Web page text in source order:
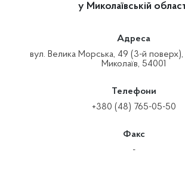
у Миколаївській
Адреса
вул. Велика Морська, 49 (3-й
Миколаїв, 54001
Телефони
+380 (48) 765-05-50
Факс
-